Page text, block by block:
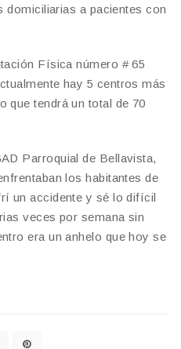
domiciliarias a pacientes con
Física número # 65
hay 5 centros más
que tendrá un total de 70
Parroquial de Bellavista,
los habitantes de
un accidente y sé lo difícil
veces por semana sin
era un anhelo que hoy se